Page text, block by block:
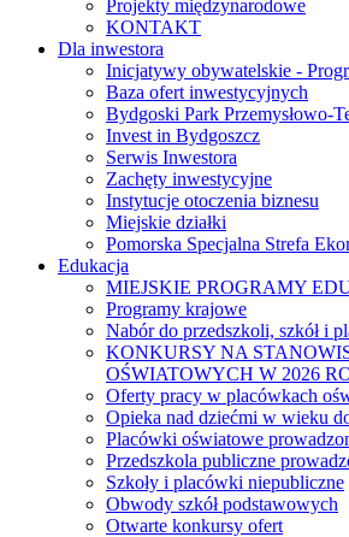
Projekty międzynarodowe
KONTAKT
Dla inwestora
Inicjatywy obywatelskie -
Baza ofert inwestycyjnych
Bydgoski Park Przemysłowo-
Invest in Bydgoszcz
Serwis Inwestora
Zachęty inwestycyjne
Instytucje otoczenia biznesu
Miejskie działki
Pomorska Specjalna Strefa
Edukacja
MIEJSKIE PROGRAMY
Programy krajowe
Nabór do przedszkoli, szkół i
KONKURSY NA
OŚWIATOWYCH W 2026
Oferty pracy w placówkach
Opieka nad dziećmi w wieku
Placówki oświatowe
Przedszkola publiczne
Szkoły i placówki niepubliczne
Obwody szkół podstawowych
Otwarte konkursy ofert